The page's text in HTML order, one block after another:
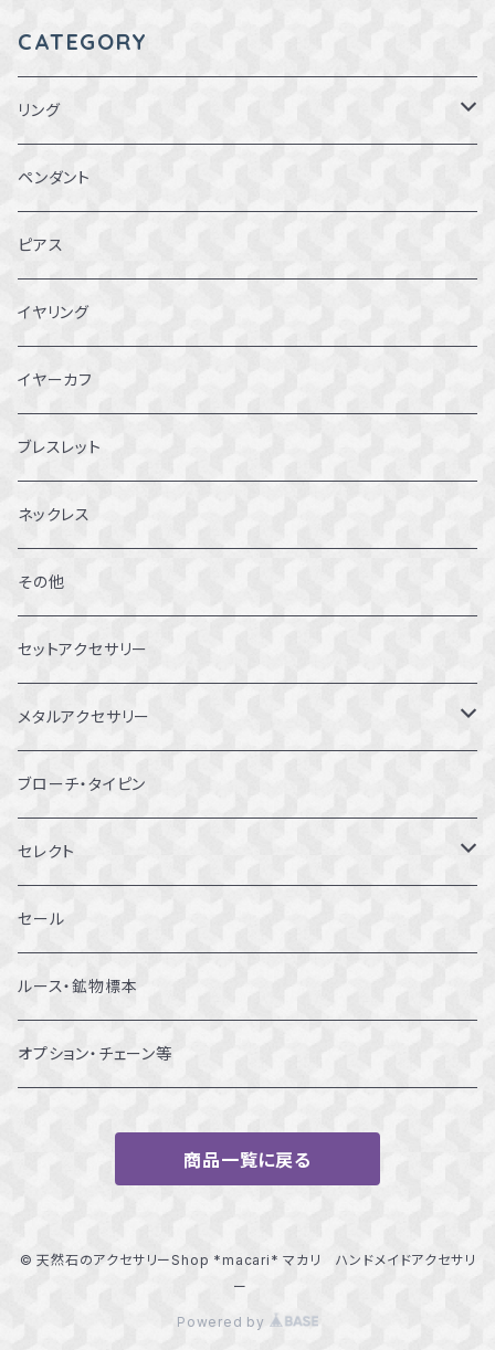
CATEGORY
リング
1～1.5号
2～2.5号
3~3.5号
4～4.5号
5～5.5号
6～6.5号
7～7.5号
8～8.5号
9～9.5号
10～10.5号
11～11.5号
12～12.5号
13～13.5号
14～14.5号
17～17.5号
ペンダント
ピアス
イヤリング
イヤーカフ
ブレスレット
ネックレス
その他
セットアクセサリー
メタルアクセサリー
ピアス
リング
ブローチ・タイピン
セレクト
ブレスレット
セール
ルース・鉱物標本
オプション・チェーン等
商品一覧に戻る
© 天然石のアクセサリーShop *macari* マカリ ハンドメイドアクセサリ
ー
Powered by